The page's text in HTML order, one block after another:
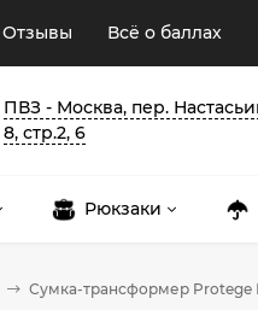
Отзывы Всё о баллах
ПВЗ - Москва, пер.
8, стр.2, 6
Рюкзаки
Сумка-трансформер Protege